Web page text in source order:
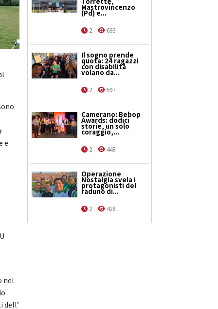
e
nel
dell’
Mastrovincenzo
(Pd) e...
2 693
Il sogno prende
quota: 24 ragazzi
con disabilità
volano da...
2 597
Camerano: Bebop
Awards: dodici
storie, un solo
coraggio,...
2 448
Operazione
Nostalgia svela i
protagonisti del
raduno di...
2 428